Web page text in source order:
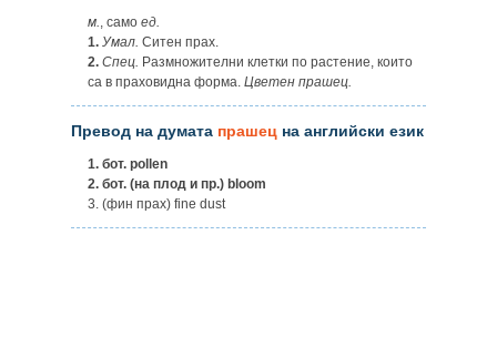
м., само ед.
1. Умал. Ситен прах.
2. Спец. Размножителни клетки по растение, които
са в праховидна форма. Цветен прашец.
Превод на думата прашец на английски език
1. бот. pollen
2. бот. (на плод и пр.) bloom
3. (фин прах) fine dust